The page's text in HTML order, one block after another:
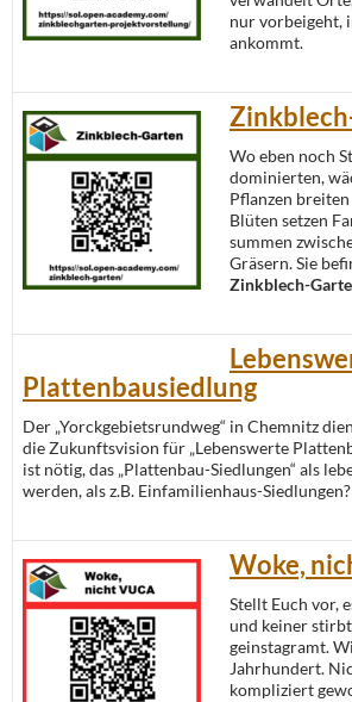
nur vorbeigeht,
ankommt.
Wo eben noch
dominierten,
Pflanzen
Blüten setzen
summen
Gräsern. Sie
Zinkblech-
Plattenbausiedlung
Der „Yorckgebietsrundweg“ in Chemnitz
die Zukunftsvision für „Lebenswerte
ist nötig, das „Plattenbau-Siedlungen“ als
werden, als z.B. Einfamilienhaus-Siedlungen?
Woke,
Stellt Euch vor,
und keiner
geinstagramt.
Jahrhundert.
kompliziert